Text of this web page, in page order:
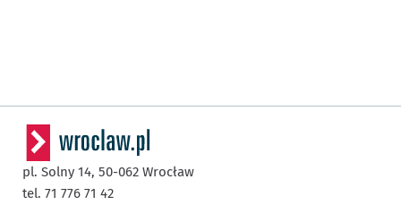
pl. Solny 14, 50-062 Wrocław
tel. 71 776 71 42